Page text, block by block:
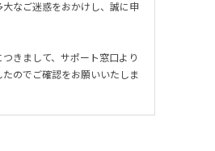
なご迷惑をおかけし、誠に申
きまして、サポート窓口より
のでご確認をお願いいたしま